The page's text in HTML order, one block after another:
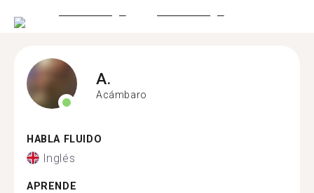
A.
Acámbaro
HABLA FLUIDO
Inglés
APRENDE